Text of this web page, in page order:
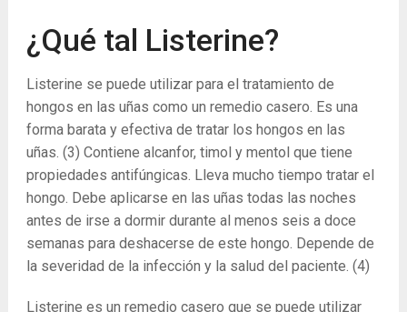
¿Qué tal Listerine?
Listerine se puede utilizar para el tratamiento de
hongos en las uñas como un remedio casero. Es una
forma barata y efectiva de tratar los hongos en las
uñas. (3) Contiene alcanfor, timol y mentol que tiene
propiedades antifúngicas. Lleva mucho tiempo tratar el
hongo. Debe aplicarse en las uñas todas las noches
antes de irse a dormir durante al menos seis a doce
semanas para deshacerse de este hongo. Depende de
la severidad de la infección y la salud del paciente. (4)
Listerine es un remedio casero que se puede utilizar